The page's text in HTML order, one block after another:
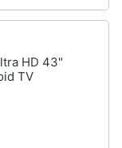
HD 43"
TV